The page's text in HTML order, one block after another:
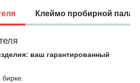
Клеймо пробирной
ваш гарантированный
бирке: